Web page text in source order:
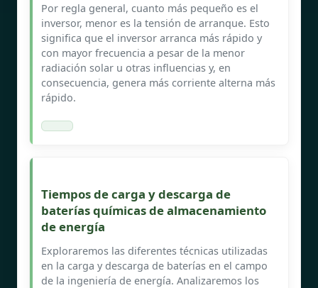
Por regla general, cuanto más pequeño es el
inversor, menor es la tensión de arranque. Esto
significa que el inversor arranca más rápido y
con mayor frecuencia a pesar de la menor
radiación solar u otras influencias y, en
consecuencia, genera más corriente alterna más
rápido.
Tiempos de carga y descarga de
baterías químicas de almacenamiento
de energía
Exploraremos las diferentes técnicas utilizadas
en la carga y descarga de baterías en el campo
de la ingeniería de energía. Analizaremos los